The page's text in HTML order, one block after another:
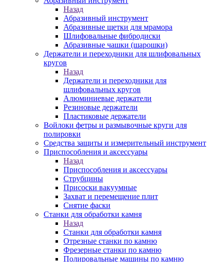
Назад
Абразивный инструмент
Абразивные щетки для мрамора
Шлифовальные фибродиски
Абразивные чашки (шарошки)
Держатели и переходники для шлифовальных
кругов
Назад
Держатели и переходники для
шлифовальных кругов
Алюминиевые держатели
Резиновые держатели
Пластиковые держатели
Войлоки фетры и размывочные круги для
полировки
Средства защиты и измерительный инструмент
Приспособления и аксессуары
Назад
Приспособления и аксессуары
Струбцины
Присоски вакуумные
Захват и перемещение плит
Снятие фаски
Станки для обработки камня
Назад
Станки для обработки камня
Отрезные станки по камню
Фрезерные станки по камню
Полировальные машины по камню